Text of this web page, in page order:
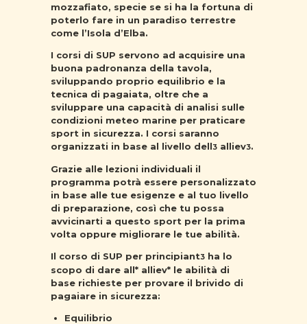
mozzafiato, specie se si ha la fortuna di
poterlo fare in un paradiso terrestre
come l’Isola d’Elba.
I corsi di SUP servono ad acquisire una
buona padronanza della tavola,
sviluppando proprio equilibrio e la
tecnica di pagaiata, oltre che a
sviluppare una capacità di analisi sulle
condizioni meteo marine per praticare
sport in sicurezza. I corsi saranno
organizzati in base al livello dell3 alliev3.
Grazie alle lezioni individuali il
programma potrà essere personalizzato
in base alle tue esigenze e al tuo livello
di preparazione, così che tu possa
avvicinarti a questo sport per la prima
volta oppure migliorare le tue abilità.
Il corso di SUP per principiant3 ha lo
scopo di dare all* alliev* le abilità di
base richieste per provare il brivido di
pagaiare in sicurezza:
Equilibrio